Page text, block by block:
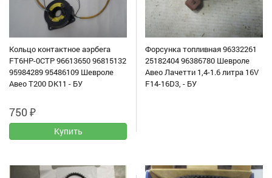
Кольцо контактное аэрбега
FT6HP-0CTP 96613650 96815132
95984289 95486109 Шевроле
Авео Т200 DK11 - БУ
750₽
Форсунка топливная 96332261
25182404 96386780 Шевроле
Авео Лачетти 1,4-1.6 литра 16V
F14-16D3, - БУ